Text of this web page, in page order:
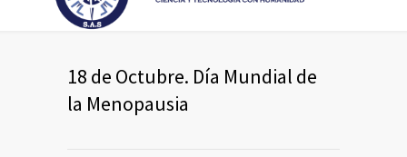
18 de Octubre. Día Mundial de
la Menopausia